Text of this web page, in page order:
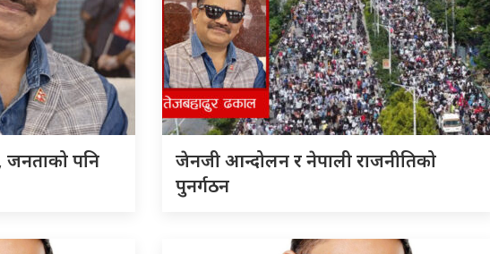
जनताको पनि
जेनजी आन्दोलन र नेपाली राजनीतिको
पुनर्गठन